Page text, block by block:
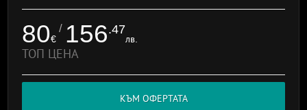
80€
/ 156.47
лв.
ТОП ЦЕНА
КЪМ ОФЕРТАТА